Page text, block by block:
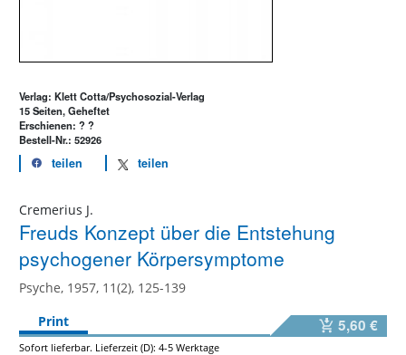
Verlag: Klett Cotta/Psychosozial-Verlag
15 Seiten, Geheftet
Erschienen: ? ?
Bestell-Nr.: 52926
teilen teilen
Cremerius J.
Freuds Konzept über die Entstehung
psychogener Körpersymptome
Psyche, 1957, 11(2), 125-139
Print
5,60 €
Sofort lieferbar. Lieferzeit (D): 4-5 Werktage